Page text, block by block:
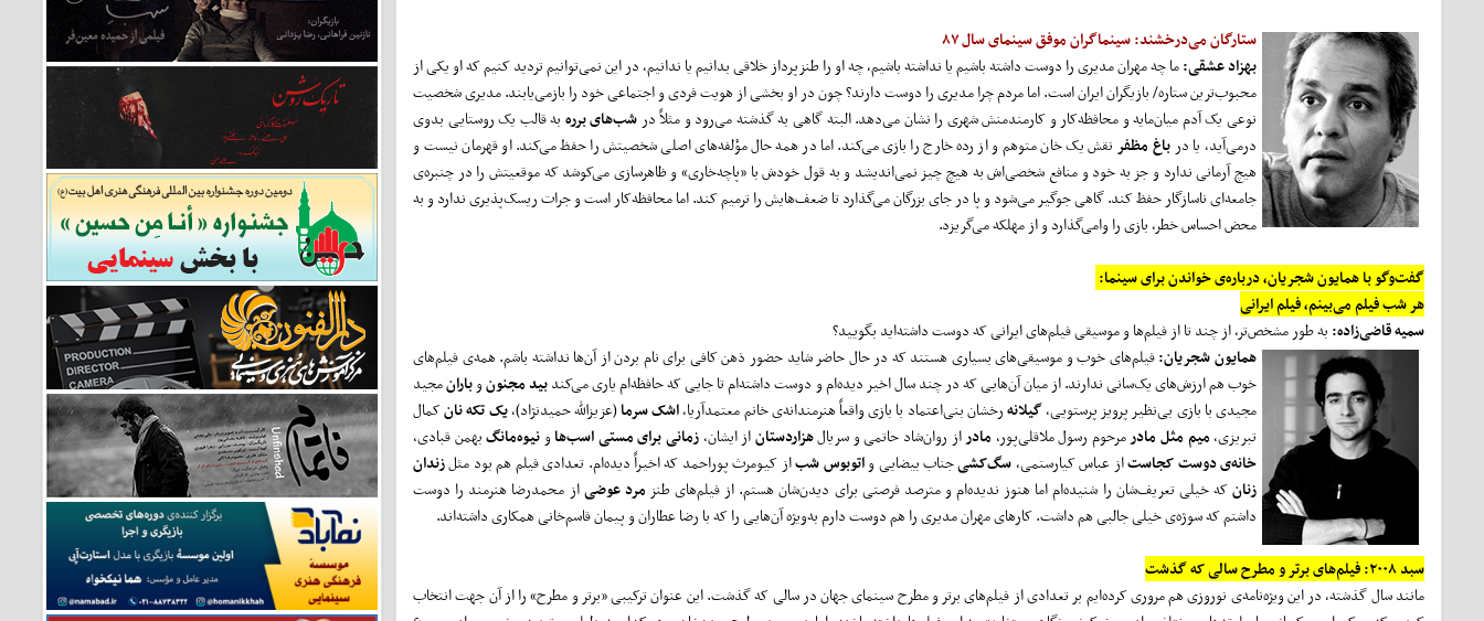
ستارگان می‌درخشند: سینماگران موفق سینمای سال ۸۷
بهزاد عشقی:ما چه مهران مدیری را دوست داشته باشیم یا نداشته باشیم، چه او را طنزپرداز خلاقی بدانیم یا ندانیم، در این نمی‌توانیم تردید کنیم که او یکی از
محبوب‌ترین ستاره/ بازیگران ایران است. اما مردم چرا مدیری را دوست دارند؟ چون در او بخشی از هویت فردی و اجتماعی خود را بازمی‌یابند. مدیری شخصیت
نوعی یک آدم میان‌مایه و محافظه‌کار و کارمندمنش شهری را نشان می‌دهد. البته گاهی به گذشته می‌رود و مثلاً در شب‌های برره به قالب یک روستایی بدوی
درمی‌آید، یا در باغ مظفر نقش یک خان متوهم و از رده خارج را بازی می‌کند. اما در همه حال مؤلفه‌های اصلی شخصیتش را حفظ می‌کند. او قهرمان نیست و
هیچ آرمانی ندارد و جز به خود و منافع شخصی‌اش به هیچ چیز نمی‌اندیشد و به قول خودش با «پاچه‌خاری» و ظاهرسازی می‌کوشد که موقعیتش را در چنبره‌ی
جامعه‌ای ناسازگار حفظ کند. گاهی جوگیر می‌شود و پا در جای بزرگان می‌گذارد تا ضعف‌هایش را ترمیم کند. اما محافظه‌کار است و جرات ریسک‌پذیری ندارد و به
محض احساس خطر، بازی را وامی‌گذارد و از مهلکه می‌گریزد.
گفت‌و‌گو با همایون شجریان، درباره‌ی خواندن برای سینما:
هر شب فیلم می‌بینم، فیلم ایرانی
سمیه قاضی‌زاده: به طور مشخص‌تر، از چند تا از فیلم‌ها و موسیقی فیلم‌های ایرانی که دوست داشته‌اید بگویید؟
همایون شجریان:فیلم‌های خوب و موسیقی‌های بسیاری هستند که در حال حاضر شاید حضور ذهن کافی برای نام بردن از آن‌ها نداشته باشم. همه‌ی فیلم‌های
خوب هم ارزش‌های یک‌سانی ندارند. از میان آن‌هایی که در چند سال اخیر دیده‌ام و دوست داشته‌ام تا جایی که حافظه‌ام یاری می‌کندبید مجنونوبارانمجید
مجیدی با بازی بی‌نظیر پرویز پرستویی،گیلانهرخشان بنی‌اعتماد با بازی واقعاً هنرمندانه‌ی خانم معتمدآریا،اشک سرما(عزیزالله حمیدنژاد)،یک تکه نانکمال
تبریزی، میم مثل مادرمرحوم رسول ملاقلی‌پور، مادراز روان‌شاد حاتمی و سریالهزاردستاناز ایشان، زمانی برای مستیاسب‌هاو نیوه‌مانگبهمن قبادی،
خانه‌ی دوست کجاستاز عباس کیارستمی، سگ‌کشیجناب بیضایی واتوبوس شباز کیومرث پوراحمد که اخیراً دیده‌ام. تعدادی فیلم هم بود مثلزندان
زنانکه خیلی تعریف‌شان را شنیده‌ام اما هنوز ندیده‌ام و مترصد فرصتی برای دیدن‌شان هستم. از فیلم‌های طنز مرد عوضیاز محمدرضا هنرمند را دوست
داشتم که سوژه‌ی خیلی جالبی هم داشت. کارهای مهران مدیری را هم دوست دارم به‌ویژه آن‌هایی را که با رضا عطاران و پیمان قاسم‌خانی همکاری داشته‌اند.
سبد ۲۰۰۸: فیلم‌های برتر و مطرح سالی که گذشت
مانند سال گذشته، در این ویژه‌نامه‌ی نوروزی هم مروری کرده‌ایم بر تعدادی از فیلم‌های برتر و مطرح سینمای جهان در سالی که گذشت. این عنوان ترکیبی «برتر و مطرح» را از آن جهت انتخاب